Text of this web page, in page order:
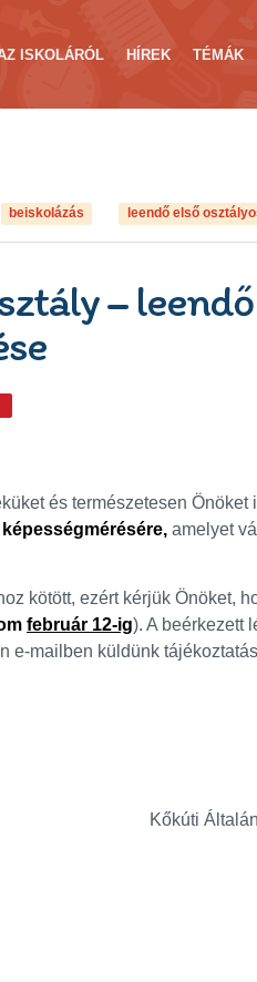
ISKOLÁRÓL HÍREK TÉMÁK
beiskolázás leendő első
–
és természetesen Önöket
amelyet
kötött, ezért kérjük Önöket,
február 12-ig). A beérkezett
e-mailben küldünk
Iskola